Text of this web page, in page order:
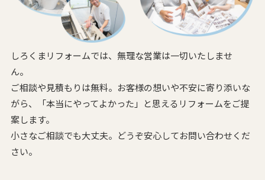
しろくまリフォームでは、無理な営業は一切いたしませ
ん。
ご相談や見積もりは無料。お客様の想いや不安に寄り添いな
がら、
「本当にやってよかった」と思えるリフォームをご提
案します。
小さなご相談でも大丈夫。どうぞ安心してお問い合わせくだ
さい。